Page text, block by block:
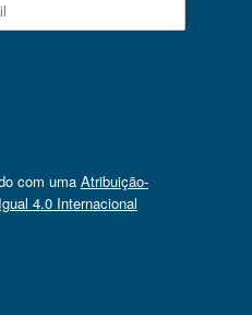
com uma Atribuição-
4.0 Internacional